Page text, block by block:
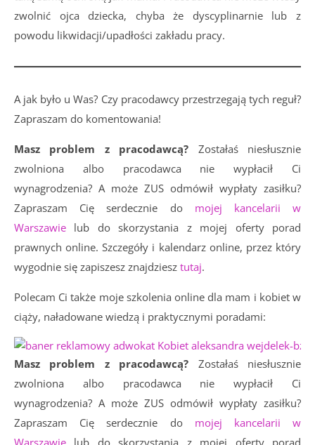
zwolnić ojca dziecka, chyba że dyscyplinarnie lub z
powodu likwidacji/upadłości zakładu pracy.
A jak było u Was? Czy pracodawcy przestrzegają tych reguł?
Zapraszam do komentowania!
Masz problem z pracodawcą? Zostałaś niesłusznie
zwolniona albo pracodawca nie wypłacił Ci
wynagrodzenia? A może ZUS odmówił wypłaty zasiłku?
Zapraszam Cię serdecznie domojej kancelarii w
Warszawie lub do skorzystania z mojej oferty porad
prawnych online. Szczegóły i kalendarz online, przez który
wygodnie się zapiszesz znajdziesz tutaj.
Polecam Ci także moje szkolenia online dla mam i kobiet w
ciąży, naładowane wiedzą i praktycznymi poradami:
Masz problem z pracodawcą? Zostałaś niesłusznie
zwolniona albo pracodawca nie wypłacił Ci
wynagrodzenia? A może ZUS odmówił wypłaty zasiłku?
Zapraszam Cię serdecznie domojej kancelarii w